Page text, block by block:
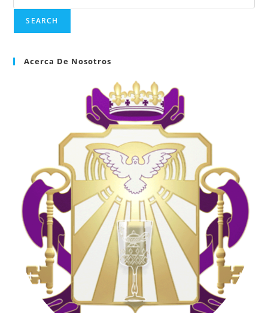
SEARCH
Acerca De Nosotros